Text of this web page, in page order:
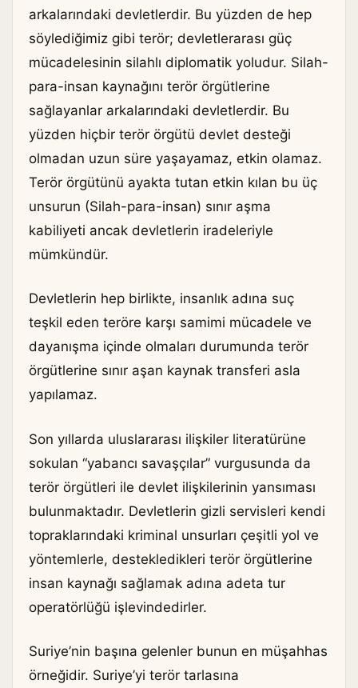
arkalarındaki devletlerdir. Bu yüzden de hep
söylediğimiz gibi terör; devletlerarası güç
mücadelesinin silahlı diplomatik yoludur. Silah-
para-insan kaynağını terör örgütlerine
sağlayanlar arkalarındaki devletlerdir. Bu
yüzden hiçbir terör örgütü devlet desteği
olmadan uzun süre yaşayamaz, etkin olamaz.
Terör örgütünü ayakta tutan etkin kılan bu üç
unsurun (Silah-para-insan) sınır aşma
kabiliyeti ancak devletlerin iradeleriyle
mümkündür.
Devletlerin hep birlikte, insanlık adına suç
teşkil eden teröre karşı samimi mücadele ve
dayanışma içinde olmaları durumunda terör
örgütlerine sınır aşan kaynak transferi asla
yapılamaz.
Son yıllarda uluslararası ilişkiler literatürüne
sokulan “yabancı savaşçılar” vurgusunda da
terör örgütleri ile devlet ilişkilerinin yansıması
bulunmaktadır. Devletlerin gizli servisleri kendi
topraklarındaki kriminal unsurları çeşitli yol ve
yöntemlerle, destekledikleri terör örgütlerine
insan kaynağı sağlamak adına adeta tur
operatörlüğü işlevindedirler.
Suriye’nin başına gelenler bunun en müşahhas
örneğidir. Suriye’yi terör tarlasına